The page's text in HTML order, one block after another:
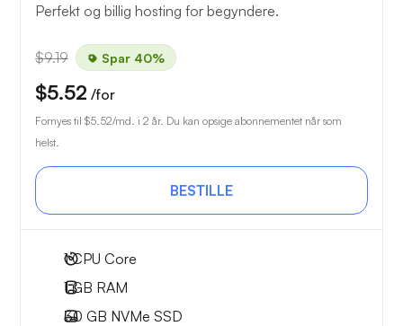
Perfekt og billig hosting for begyndere.
$9.19 Spar 40%
$5.52 /for
Fornyes til $5.52/md. i 2 år. Du kan opsige abonnementet når som
helst.
BESTILLE
1CPU Core
1 GB RAM
30 GB NVMe SSD